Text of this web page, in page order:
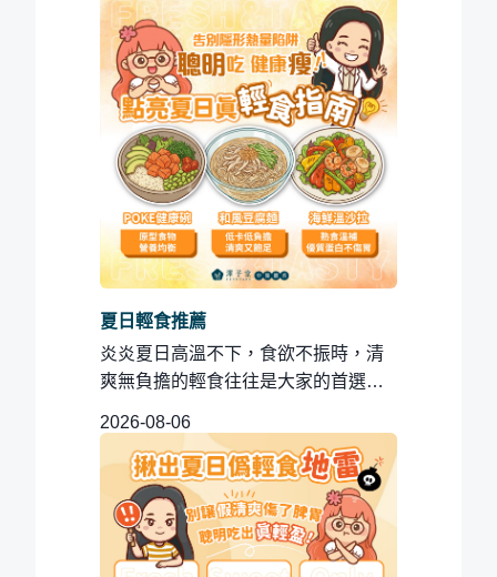
夏日輕食推薦
炎炎夏日高溫不下，食欲不振時，清
爽無負擔的輕食往往是大家的首選。
2026-08-06